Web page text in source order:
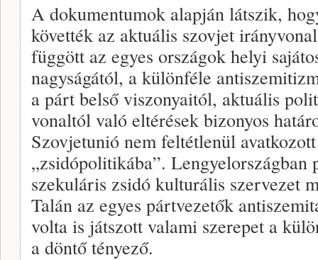
A dokumentumok alapján látszik,
követték az aktuális szovjet
függött az egyes országok helyi
nagyságától, a különféle
a párt belső viszonyaitól, aktuális
vonaltól való eltérések bizonyos
Szovjetunió nem feltétlenül
„zsidópolitikába”. Lengyelországban
szekuláris zsidó kulturális szervezet
Talán az egyes pártvezetők
volta is játszott valami szerepet a
a döntő tényező.